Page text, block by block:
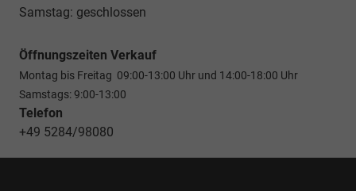
Samstag: geschlossen
Öffnungszeiten Verkauf
Montag bis Freitag 09:00-13:00 Uhr und 14:00-18:00 Uhr
Samstags: 9:00-13:00
Telefon
+49 5284/98080